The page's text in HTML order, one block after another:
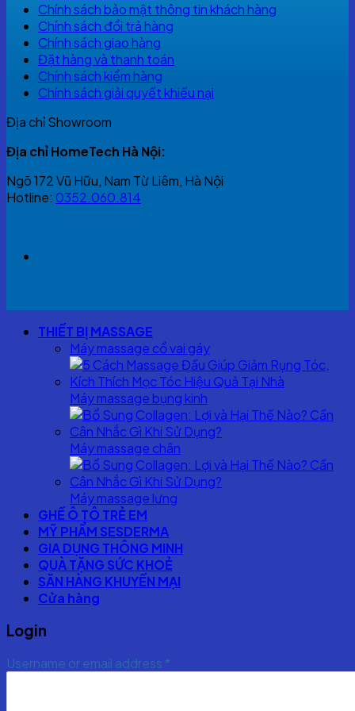
Chính sách bảo mật thông tin khách hàng
Chính sách đổi trả hàng
Chính sách giao hàng
Đặt hàng và thanh toán
Chính sách kiểm hàng
Chính sách giải quyết khiếu nại
Địa chỉ Showroom
Địa chỉ HomeTech Hà Nội:
Ngõ 172 Vũ Hữu, Nam Từ Liêm, Hà Nội
Hotline: 0352.060.814
THIẾT BỊ MASSAGE
Máy massage cổ vai gáy
Máy massage bụng kinh
Máy massage chân
Máy massage lưng
GHẾ Ô TÔ TRẺ EM
MỸ PHẨM SESDERMA
GIA DỤNG THÔNG MINH
QUÀ TẶNG SỨC KHOẺ
SĂN HÀNG KHUYẾN MẠI
Cửa hàng
Login
Username or email address *